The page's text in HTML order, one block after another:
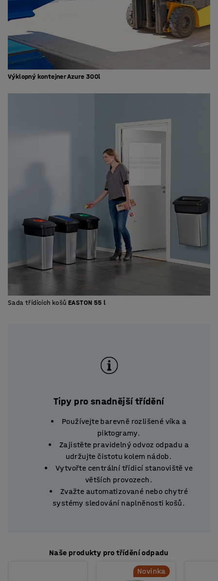
Výklopný kontejner Azure 300l
Sada třídících košů EASTON 55 l
Tipy pro snadnější třídění
Používejte barevně rozlišené víka a
piktogramy.
Zajistěte pravidelný odvoz odpadu a
udržujte čistotu kolem nádob.
Vytvořte centrální třídicí stanoviště ve
větších provozech.
Zvažte automatizované nebo chytré
systémy sledování naplněnosti košů.
Naše produkty pro třídění odpadu
Novinka